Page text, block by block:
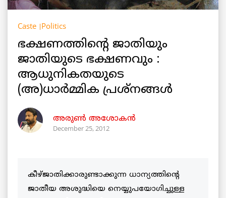
Caste Politics
ഭക്ഷണത്തിന്റെ ജാതിയും
ജാതിയുടെ ഭക്ഷണവും :
ആധുനികതയുടെ
(അ)ധാര്‍മ്മിക പ്രശ്നങ്ങള്‍
അരുണ്‍ അശോകൻ
December 25, 2012
കീഴ്ജാതിക്കാരുണ്ടാക്കുന്ന ധാന്യത്തിന്റെ
ജാതീയ അശുദ്ധിയെ നെയ്യുപയോഗിച്ചുള്ള